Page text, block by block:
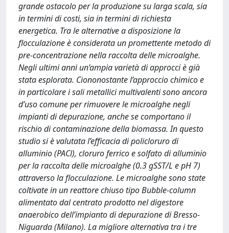
grande ostacolo per la produzione su larga scala, sia
in termini di costi, sia in termini di richiesta
energetica. Tra le alternative a disposizione la
flocculazione è considerata un promettente metodo di
pre-concentrazione nella raccolta delle microalghe.
Negli ultimi anni un’ampia varietà di approcci è già
stata esplorata. Ciononostante l’approccio chimico e
in particolare i sali metallici multivalenti sono ancora
d’uso comune per rimuovere le microalghe negli
impianti di depurazione, anche se comportano il
rischio di contaminazione della biomassa. In questo
studio si è valutata l’efficacia di policloruro di
alluminio (PACl), cloruro ferrico e solfato di alluminio
per la raccolta delle microalghe (0.3 gSST/L e pH 7)
attraverso la flocculazione. Le microalghe sono state
coltivate in un reattore chiuso tipo Bubble-column
alimentato dal centrato prodotto nel digestore
anaerobico dell’impianto di depurazione di Bresso-
Niguarda (Milano). La migliore alternativa tra i tre